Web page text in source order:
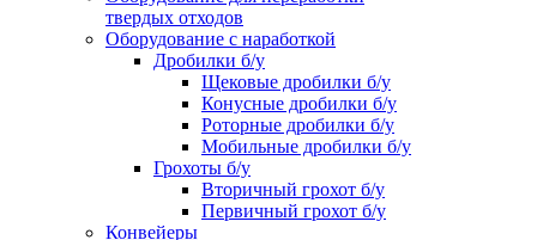
твердых отходов
Оборудование с наработкой
Дробилки б/у
Щековые дробилки б/у
Конусные дробилки б/у
Роторные дробилки б/у
Мобильные дробилки б/у
Грохоты б/у
Вторичный грохот б/у
Первичный грохот б/у
Конвейеры